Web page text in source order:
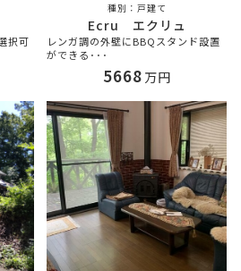
択可
戸建て
Ecru エクリュ
レンガ調の外壁にBBQスタンド設置
ができる･･･
5668 万円